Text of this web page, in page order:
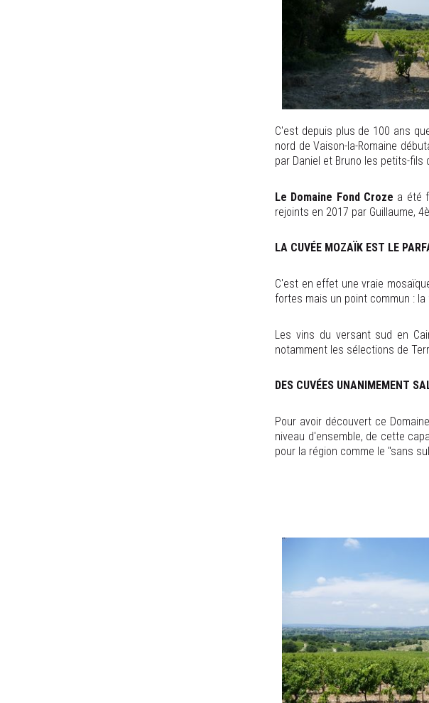
C'est depuis plus de 100 ans
nord de Vaison-la-Romaine
par Daniel et Bruno les petits-fils
Le Domaine Fond Croze a été
rejoints en 2017 par Guillaume,
LA CUVÉE MOZAÏK EST LE
C'est en effet une vraie
fortes mais un point commun :
Les vins du versant sud en
notamment les sélections de
DES CUVÉES UNANIMEMENT
Pour avoir découvert ce
niveau d'ensemble, de cette
pour la région comme le "sans